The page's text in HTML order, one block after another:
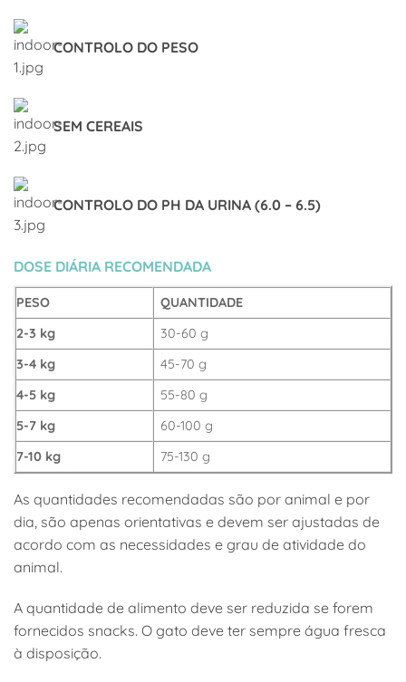
CONTROLO DO PESO
SEM CEREAIS
CONTROLO DO PH DA URINA (6.0 – 6.5)
DOSE DIÁRIA RECOMENDADA
PESO
QUANTIDADE
2-3 kg
30-60 g
3-4 kg
45-70 g
4-5 kg
55-80 g
5-7 kg
60-100 g
7-10 kg
75-130 g
As quantidades recomendadas são por animal e por
dia, são apenas orientativas e devem ser ajustadas de
acordo com as necessidades e grau de atividade do
animal.
A quantidade de alimento deve ser reduzida se forem
fornecidos snacks. O gato deve ter sempre água fresca
à disposição.